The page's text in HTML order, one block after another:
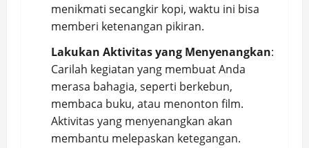
menikmati secangkir kopi, waktu ini bisa
memberi ketenangan pikiran.
Lakukan Aktivitas yang Menyenangkan:
Carilah kegiatan yang membuat Anda
merasa bahagia, seperti berkebun,
membaca buku, atau menonton film.
Aktivitas yang menyenangkan akan
membantu melepaskan ketegangan.